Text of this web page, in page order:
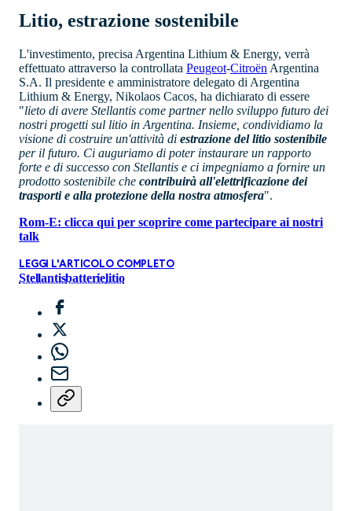
Litio, estrazione sostenibile
L'investimento, precisa Argentina Lithium & Energy, verrà
effettuato attraverso la controllata Peugeot-Citroën Argentina
S.A. Il presidente e amministratore delegato di Argentina
Lithium & Energy, Nikolaos Cacos, ha dichiarato di essere
"lieto di avere Stellantis come partner nello sviluppo futuro dei
nostri progetti sul litio in Argentina. Insieme, condividiamo la
visione di costruire un'attività di estrazione del litio sostenibile
per il futuro. Ci auguriamo di poter instaurare un rapporto
forte e di successo con Stellantis e ci impegniamo a fornire un
prodotto sostenibile che contribuirà all'elettrificazione dei
trasporti e alla protezione della nostra atmosfera".
Rom-E: clicca qui per scoprire come partecipare ai nostri
talk
LEGGI L'ARTICOLO COMPLETO
Stellantisbatterielitio